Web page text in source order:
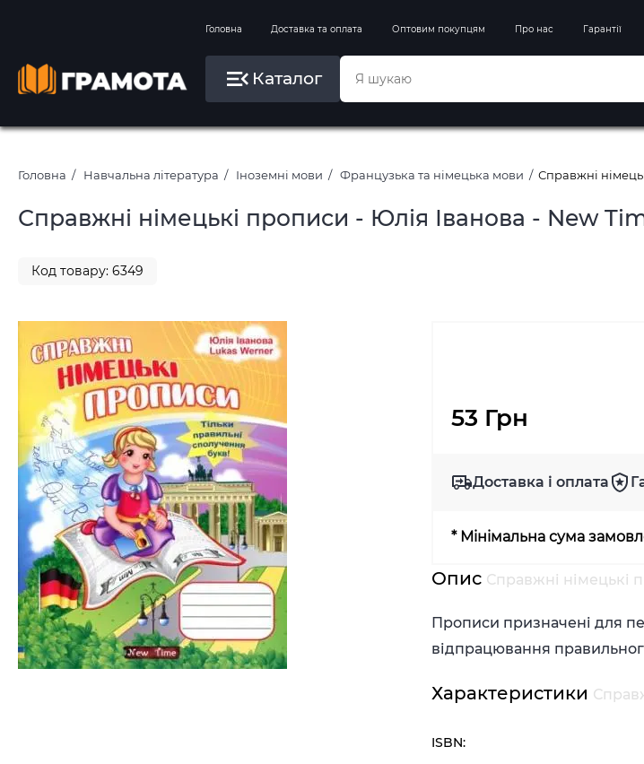
Головна Доставка та оплата Оптовим покупцям Про нас Гарантії
Каталог
Вправи на зимові канікули
Літо, пляж, плавання, басейни
Картини за номерами
Головна Навчальна література Іноземні мови Французька та німецька мови Справжні
Справжні німецькі прописи - Юлія Іванова - New
Код товару: 6349
53 Грн
Доставка і оплата
* Мінімальна сума
Опис Справжні німецькі
Прописи призначені для
відпрацювання
Характеристики
ISBN: